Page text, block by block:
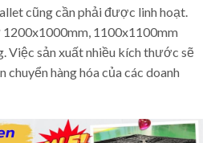
cũng cần phải được linh hoạt.
1100x1100mm
Việc sản xuất nhiều kích thước sẽ
chuyển hàng hóa của các doanh